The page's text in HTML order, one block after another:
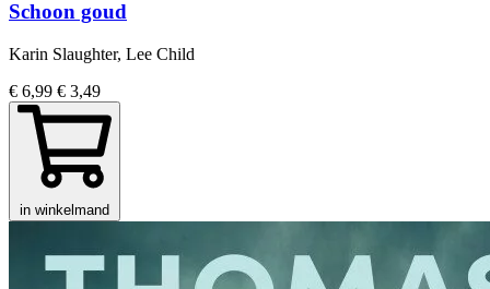
Schoon goud
Karin Slaughter, Lee Child
€ 6,99 € 3,49
in winkelmand